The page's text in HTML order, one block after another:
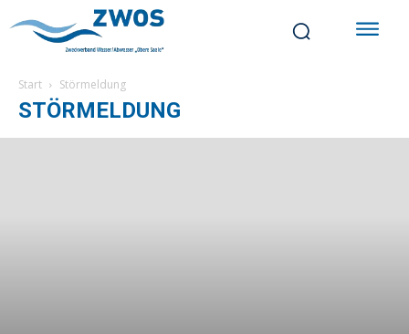
Start Störmeldung
STÖRMELDUNG